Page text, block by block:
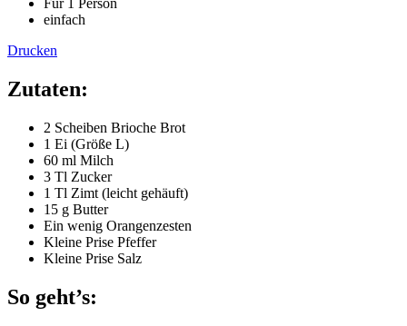
Für 1 Person
einfach
Drucken
Zutaten:
2 Scheiben Brioche Brot
1 Ei (Größe L)
60 ml Milch
3 Tl Zucker
1 Tl Zimt (leicht gehäuft)
15 g Butter
Ein wenig Orangenzesten
Kleine Prise Pfeffer
Kleine Prise Salz
So geht’s: